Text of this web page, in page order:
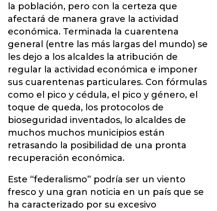
la población, pero con la certeza que
afectará de manera grave la actividad
económica. Terminada la cuarentena
general (entre las más largas del mundo) se
les dejo a los alcaldes la atribución de
regular la actividad económica e imponer
sus cuarentenas particulares. Con fórmulas
como el pico y cédula, el pico y género, el
toque de queda, los protocolos de
bioseguridad inventados, lo alcaldes de
muchos muchos municipios están
retrasando la posibilidad de una pronta
recuperación económica.
Este “federalismo” podría ser un viento
fresco y una gran noticia en un país que se
ha caracterizado por su excesivo